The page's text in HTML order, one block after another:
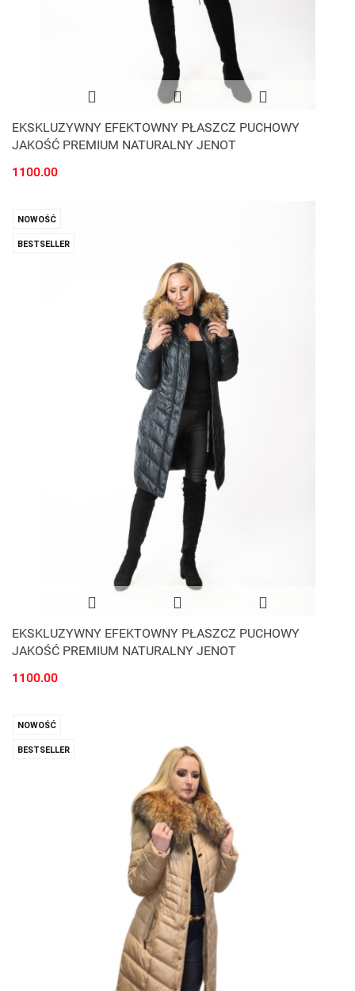
EKSKLUZYWNY EFEKTOWNY PŁASZCZ PUCHOWY
JAKOŚĆ PREMIUM NATURALNY JENOT
1100.00
NOWOŚĆ
BESTSELLER
EKSKLUZYWNY EFEKTOWNY PŁASZCZ PUCHOWY
JAKOŚĆ PREMIUM NATURALNY JENOT
1100.00
NOWOŚĆ
BESTSELLER